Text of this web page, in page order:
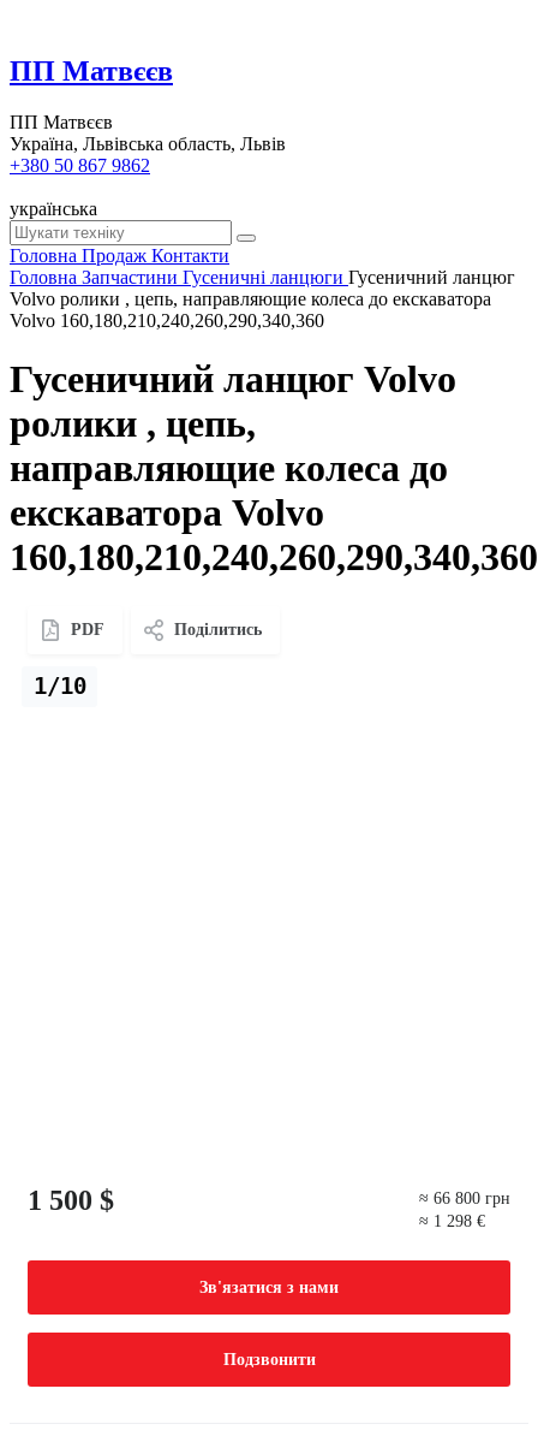
ПП Матвєєв
ПП Матвєєв
Україна, Львівська область, Львів
+380 50 867 9862
українська
Головна Продаж Контакти
Головна Запчастини Гусеничні ланцюги Гусеничний ланцюг
Volvo ролики , цепь, направляющие колеса до екскаватора
Volvo 160,180,210,240,260,290,340,360
Гусеничний ланцюг Volvo
ролики , цепь,
направляющие колеса до
екскаватора Volvo
160,180,210,240,260,290,340,360
PDF Поділитись
1/10
1 500 $
≈ 66 800 грн
≈ 1 298 €
Зв'язатися з нами
Подзвонити